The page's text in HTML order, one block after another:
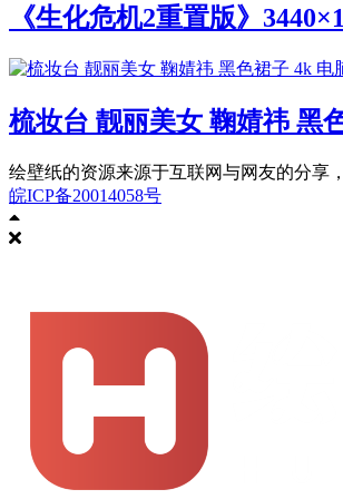
《生化危机2重置版》
梳妆台 靓丽美女 鞠婧祎 黑
绘壁纸的资源来源于互联网与网友的分享
皖ICP备20014058号